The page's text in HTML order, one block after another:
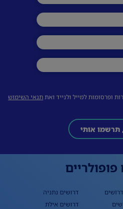
למייל ולנייד ואתתנאי השימוש
תרשמו אותי
דרושים נתניה
דרושים אילת